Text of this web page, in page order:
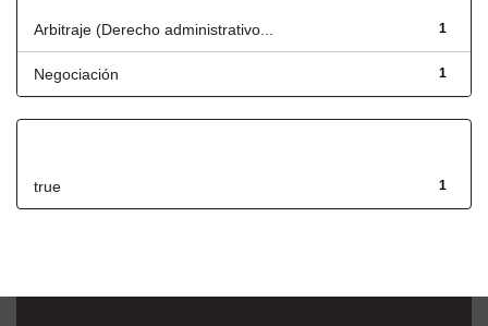
1
Arbitraje (Derecho administrativo...
1
Negociación
1
true